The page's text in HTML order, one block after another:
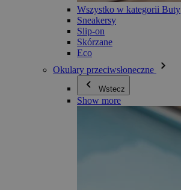
Wszystko w kategorii Buty
Sneakersy
Slip-on
Skórzane
Eco
Okulary przeciwsłoneczne
Wstecz
Show more